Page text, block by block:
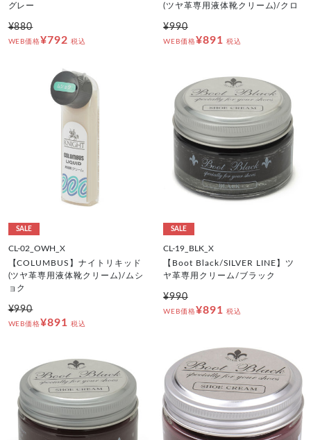
グレー
¥880
WEB価格¥792 税込
(ツヤ革専用液体靴クリーム)/クロ
¥990
WEB価格¥891 税込
SALE
CL-02_OWH_X
【COLUMBUS】ナイトリキッド
(ツヤ革専用液体靴クリーム)/ムシ
ョク
¥990
WEB価格¥891 税込
SALE
CL-19_BLK_X
【Boot Black/SILVER LINE】ツ
ヤ革専用クリーム/ブラック
¥990
WEB価格¥891 税込